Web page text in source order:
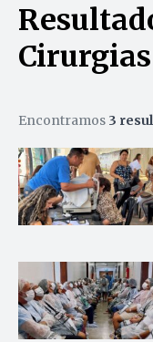
Cirurgias
Encontramos 3